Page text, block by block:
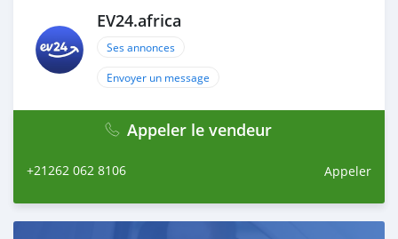
EV24.africa
Ses annonces
Envoyer un message
Appeler le vendeur
+21262 062 8106 Appeler